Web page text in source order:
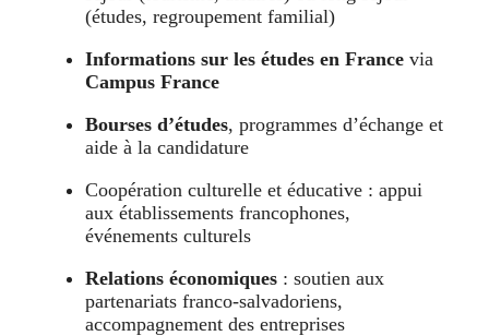
(études, regroupement familial)
Informations sur les études en France via
Campus France
Bourses d’études, programmes d’échange et
aide à la candidature
Coopération culturelle et éducative : appui
aux établissements francophones,
événements culturels
Relations économiques : soutien aux
partenariats franco-salvadoriens,
accompagnement des entreprises